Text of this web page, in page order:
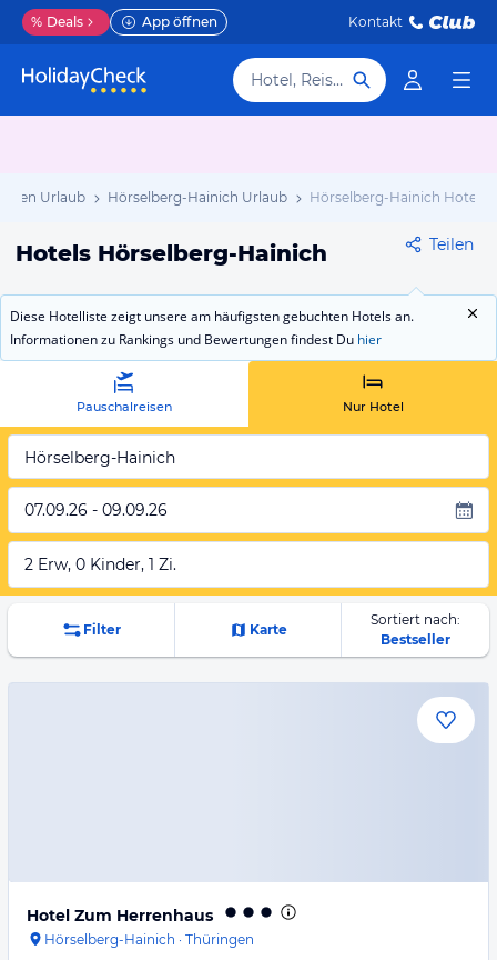
% Deals App öffnen Kontakt
Hotel, Reiseziel
Urlaub Hörselberg-Hainich Urlaub Hörselberg-Hainich Hotels
Hotels Hörselberg-Hainich Teilen
Diese Hotelliste zeigt unsere am häufigsten gebuchten Hotels an.
Informationen zu Rankings und Bewertungen findest Du hier
Pauschalreisen Nur Hotel
Hörselberg-Hainich
07.09.26 - 09.09.26
2 Erw, 0 Kinder, 1 Zi.
Filter Karte
Sortiert nach:
Bestseller
Hotel Zum Herrenhaus
Hörselberg-Hainich · Thüringen